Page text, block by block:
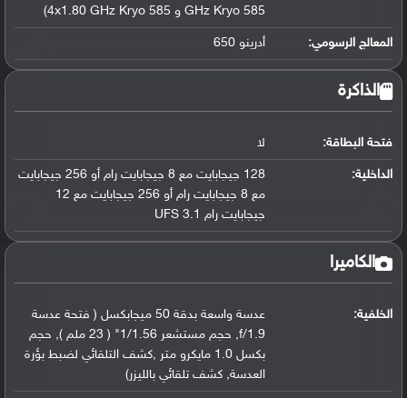
GHz Kryo 585 و 4x1.80 GHz Kryo 585)
المعالج الرسومي: أدرينو 650
الذاكرة
فتحة البطاقة: لا
الداخلية:
128 جيجابايت مع 8 جيجابايت رام أو 256 جيجابايت
مع 8 جيجابايت رام أو 256 جيجابايت مع 12
جيجابايت رام UFS 3.1
الكاميرا
الخلفية:
عدسة واسعة بدقة 50 ميجابكسل ( فتحة عدسة
f/1.9, حجم مستشعر 1/1.56" ( 23 ملم ), حجم
بكسل 1.0 مايكرو متر ,كشف التلقائي لضبط بؤرة
العدسة, كشف تلقائي بالليزر)